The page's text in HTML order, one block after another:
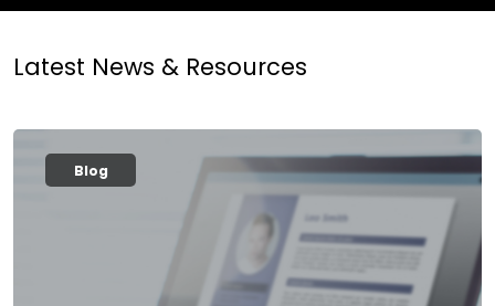
Latest News & Resources
Blog